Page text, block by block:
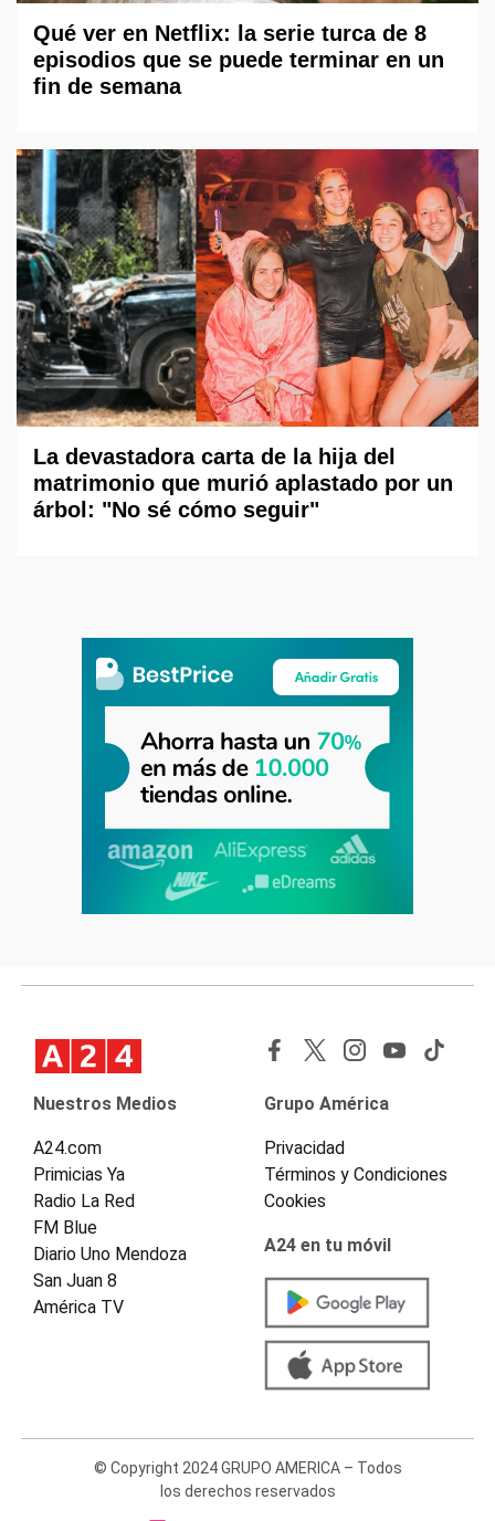
Qué ver en Netflix: la serie turca de 8
episodios que se puede terminar en un
fin de semana
La devastadora carta de la hija del
matrimonio que murió aplastado por un
árbol: "No sé cómo seguir"
Nuestros Medios
A24.com
Primicias Ya
Radio La Red
FM Blue
Diario Uno Mendoza
San Juan 8
América TV
Grupo América
Privacidad
Términos y Condiciones
Cookies
A24 en tu móvil
© Copyright 2024 GRUPO AMERICA – Todos
los derechos reservados